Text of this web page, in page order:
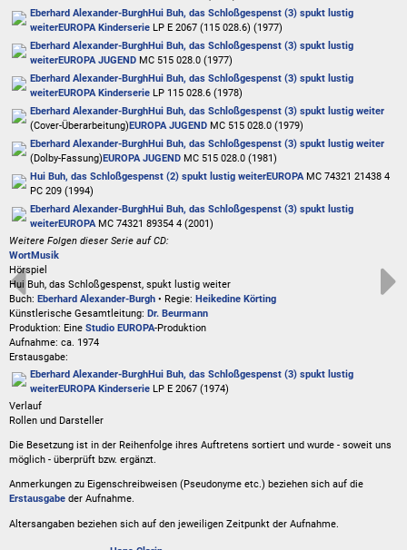
Eberhard Alexander-BurghHui Buh, das Schloßgespenst (3) spukt lustig
weiterEUROPA Kinderserie LP E 2067 (115 028.6) (1977)
Eberhard Alexander-BurghHui Buh, das Schloßgespenst (3) spukt lustig
weiterEUROPA JUGEND MC 515 028.0 (1977)
Eberhard Alexander-BurghHui Buh, das Schloßgespenst (3) spukt lustig
weiterEUROPA Kinderserie LP 115 028.6 (1978)
Eberhard Alexander-BurghHui Buh, das Schloßgespenst (3) spukt lustig weiter
(Cover-Überarbeitung)EUROPA JUGEND MC 515 028.0 (1979)
Eberhard Alexander-BurghHui Buh, das Schloßgespenst (3) spukt lustig weiter
(Dolby-Fassung)EUROPA JUGEND MC 515 028.0 (1981)
Hui Buh, das Schloßgespenst (2) spukt lustig weiterEUROPAMC 74321 21438 4
PC 209 (1994)
Eberhard Alexander-BurghHui Buh, das Schloßgespenst (3) spukt lustig
weiterEUROPAMC 74321 89354 4 (2001)
Weitere Folgen dieser Serie auf CD:
WortMusik
Hörspiel
Hui Buh, das Schloßgespenst, spukt lustig weiter
Buch: Eberhard Alexander-Burgh • Regie: Heikedine Körting
Künstlerische Gesamtleitung: Dr. Beurmann
Produktion: Eine Studio EUROPA-Produktion
Aufnahme: ca. 1974
Erstausgabe:
Eberhard Alexander-BurghHui Buh, das Schloßgespenst (3) spukt lustig
weiterEUROPA Kinderserie LP E 2067 (1974)
Verlauf
Rollen und Darsteller
Die Besetzung ist in der Reihenfolge ihres Auftretens sortiert und wurde - soweit uns
möglich - überprüft bzw. ergänzt.
Anmerkungen zu Eigenschreibweisen (Pseudonyme etc.) beziehen sich auf die
Erstausgabe der Aufnahme.
Altersangaben beziehen sich auf den jeweiligen Zeitpunkt der Aufnahme